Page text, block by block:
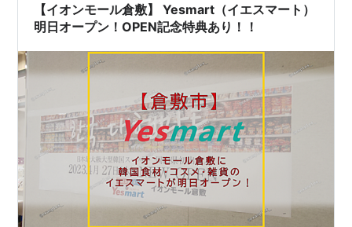
【イオンモール倉敷】 Yesmart（イエスマート）
明日オープン！OPEN記念特典あり！！